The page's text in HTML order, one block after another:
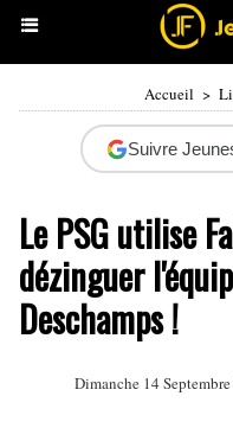
Accueil >
Suivre
Le PSG utilise
dézinguer
Deschamps !
Dimanche 14